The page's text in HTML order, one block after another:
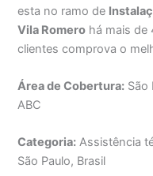
esta no ramo de
Vila Romero há mais de
clientes comprova o
Área de Cobertura: São
ABC
Categoria: Assistência
São Paulo, Brasil